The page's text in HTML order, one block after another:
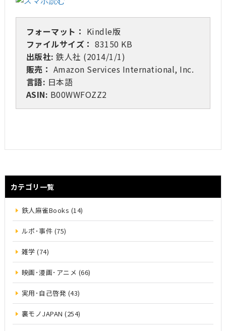
フォーマット： Kindle版
ファイルサイズ： 83150 KB
出版社: 鉄人社 (2014/1/1)
販売： Amazon Services International, Inc.
言語: 日本語
ASIN: B00WWFOZZ2
カテゴリ一覧
鉄人麻雀Books (14)
ルポ･事件 (75)
雑学 (74)
映画･漫画･アニメ (66)
実用･自己啓発 (43)
裏モノJAPAN (254)